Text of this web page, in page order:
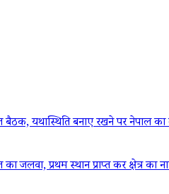
यथास्थिति बनाए रखने पर नेपाल
जलवा, प्रथम स्थान प्राप्त कर क्षेत्र का